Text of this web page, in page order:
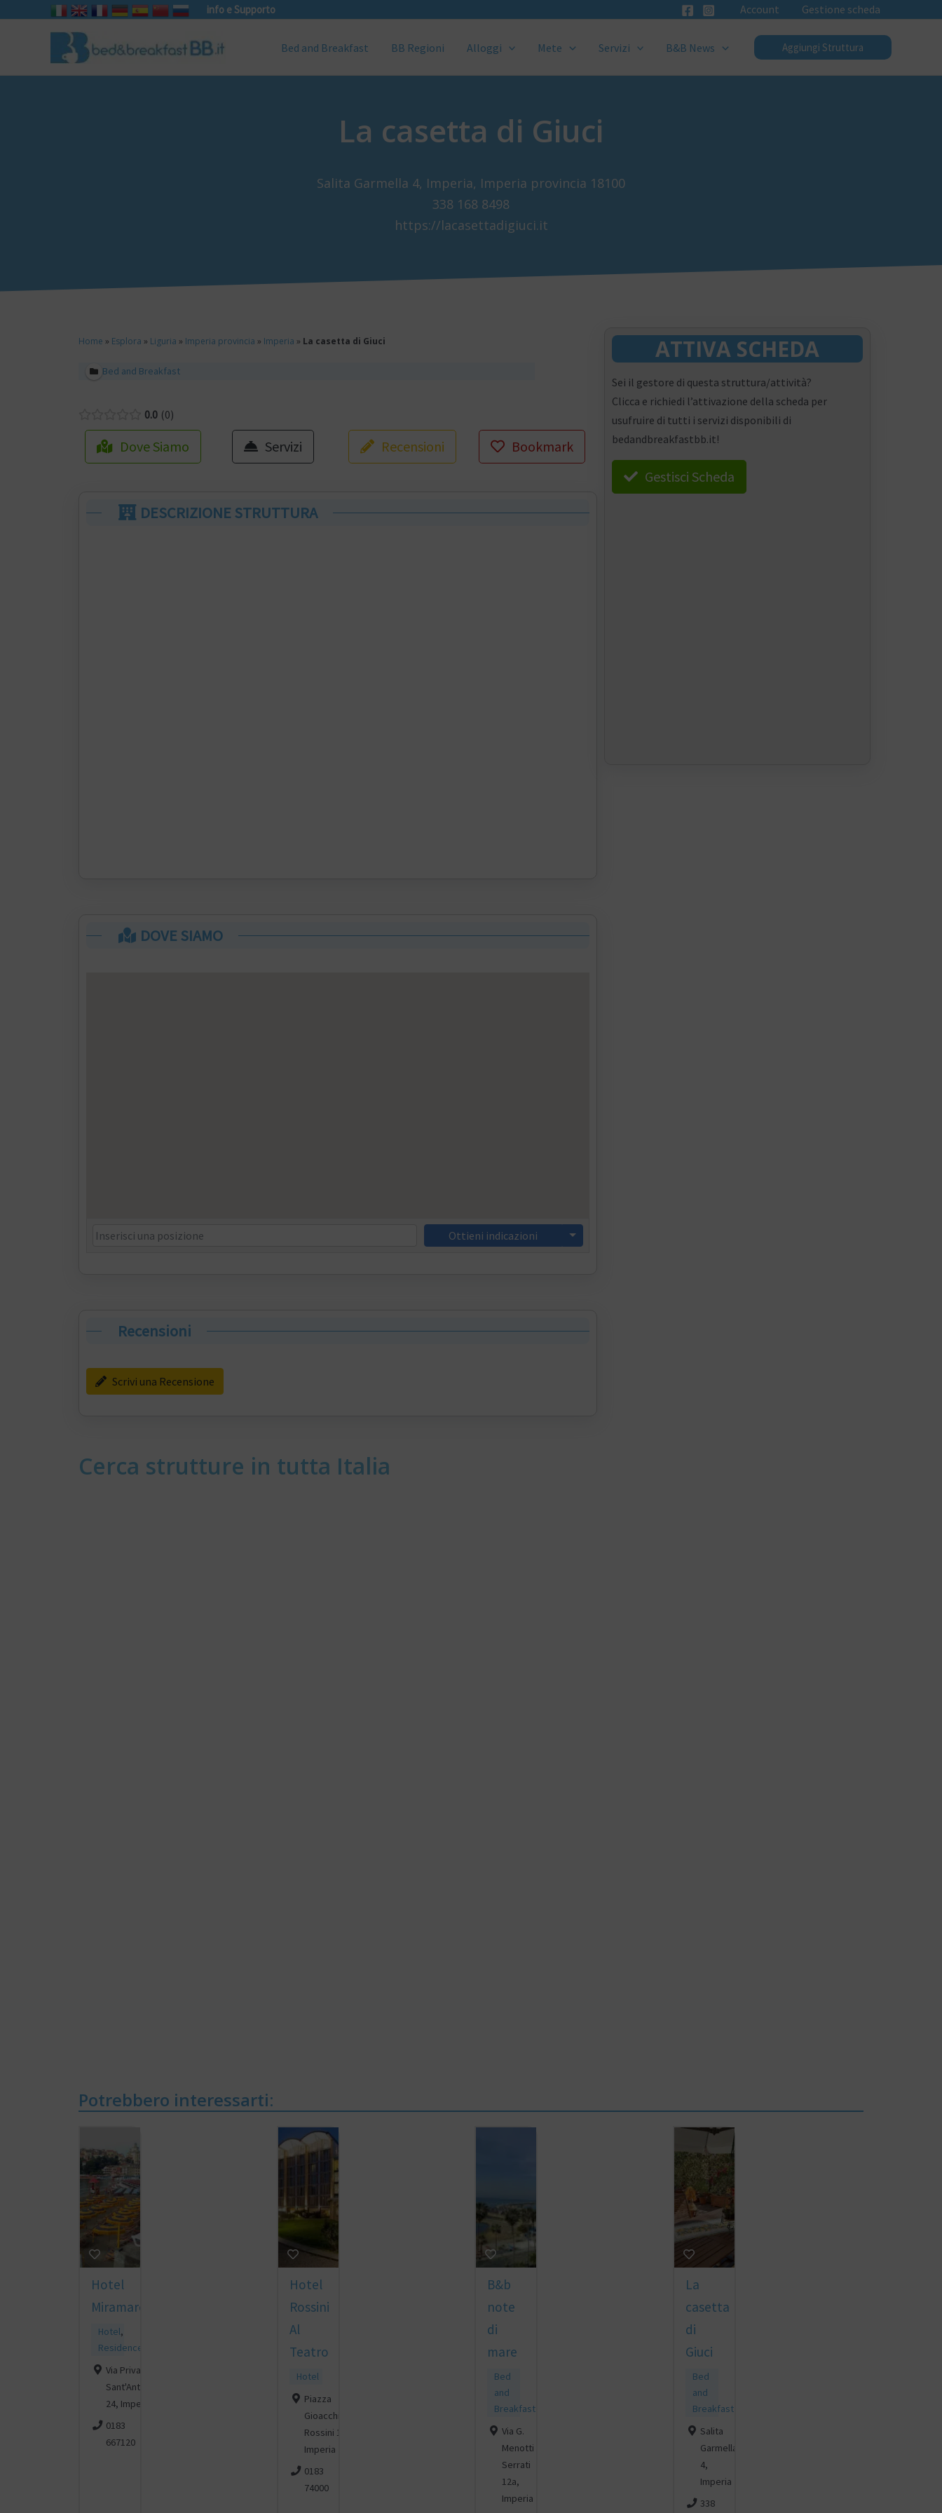
info e Supporto Account Gestione scheda
Bed and Breakfast BB Regioni Alloggi Mete Servizi B&B News Aggiungi Struttura
La casetta di Giuci
Salita Garmella 4, Imperia, Imperia provincia 18100
338 168 8498
https://lacasettadigiuci.it
Home » Esplora » Liguria » Imperia provincia » Imperia » La casetta di Giuci
Bed and Breakfast
0.0 0
Dove Siamo Servizi Recensioni Bookmark
DESCRIZIONE STRUTTURA
DOVE SIAMO
Ottieni indicazioni
Recensioni
Scrivi una Recensione
Cerca strutture in tutta Italia
ATTIVA SCHEDA
Sei il gestore di questa struttura/attività?
Clicca e richiedi l’attivazione della scheda per
usufruire di tutti i servizi disponibili di
bedandbreakfastbb.it!
Gestisci Scheda
Potrebbero interessarti:
Hotel
Miramare
Hotel,
Residence
Via Privata
Sant'Antonio
24, Imperia
0183
667120
Hotel
Rossini
Al
Teatro
Hotel
Piazza
Gioacchino
Rossini 14,
Imperia
0183
74000
B&b
note
di
mare
Bed
and
Breakfast
Via G.
Menotti
Serrati
12a,
Imperia
La
casetta
di
Giuci
Bed
and
Breakfast
Salita
Garmella
4,
Imperia
338